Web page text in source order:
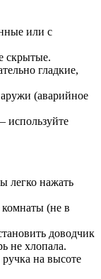
или с
скрытые.
гладкие,
(аварийное
используйте
легко нажать
комнаты (не в
доводчик
не хлопала.
на высоте